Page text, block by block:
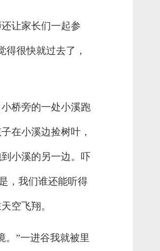
让家长们一起参
很快就过去了，
桥旁的一处小溪跑
在小溪边捡树叶，
小溪的另一边。吓
，我们谁还能听得
空飞翔。
。”一进谷我就被里